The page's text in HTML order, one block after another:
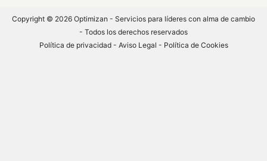
Copyright © 2026 Optimizan - Servicios para líderes con alma de cambio
- Todos los derechos reservados
Política de privacidad- Aviso Legal - Política de Cookies